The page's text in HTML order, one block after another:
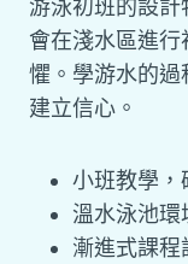
游泳初班的設
會在淺水區進
懼。學游水的
建立信心。
小班教學，
溫水泳池環
漸進式課